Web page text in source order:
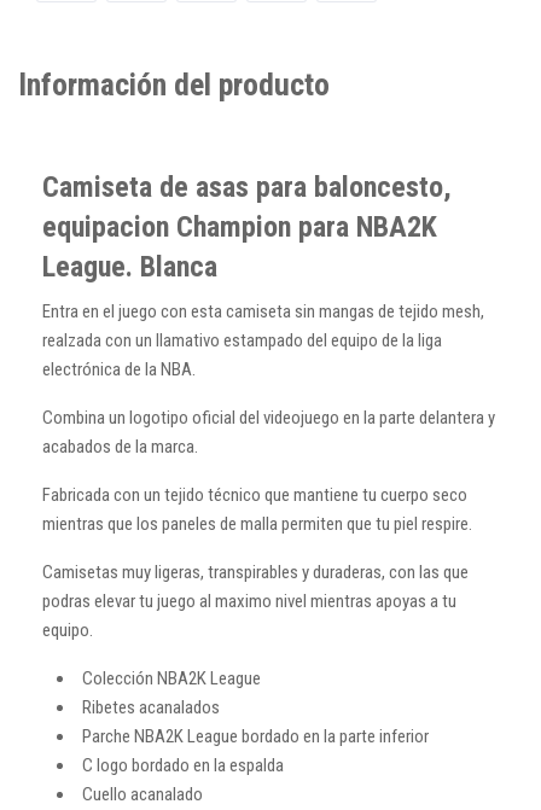
Información del producto
Camiseta de asas para baloncesto,
equipacion Champion para NBA2K
League. Blanca
Entra en el juego con esta camiseta sin mangas de tejido mesh,
realzada con un llamativo estampado del equipo de la liga
electrónica de la NBA.
Combina un logotipo oficial del videojuego en la parte delantera y
acabados de la marca.
Fabricada con un tejido técnico que mantiene tu cuerpo seco
mientras que los paneles de malla permiten que tu piel respire.
Camisetas muy ligeras, transpirables y duraderas, con las que
podras elevar tu juego al maximo nivel mientras apoyas a tu
equipo.
Colección NBA2K League
Ribetes acanalados
Parche NBA2K League bordado en la parte inferior
C logo bordado en la espalda
Cuello acanalado